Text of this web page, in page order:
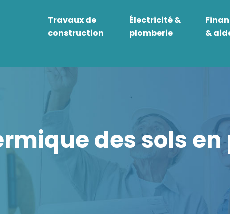
Travaux de
construction
Électricité &
plomberie
&
des sols